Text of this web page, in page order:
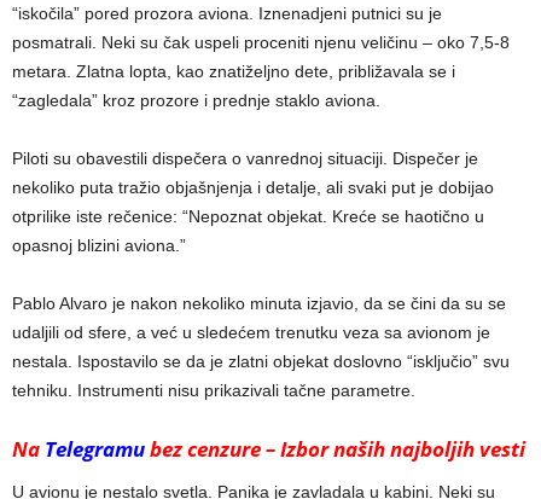
“iskočila” pored prozora aviona. Iznenadjeni putnici su je
posmatrali. Neki su čak uspeli proceniti njenu veličinu – oko 7,5-8
metara. Zlatna lopta, kao znatiželjno dete, približavala se i
“zagledala” kroz prozore i prednje staklo aviona.
Piloti su obavestili dispečera o vanrednoj situaciji. Dispečer je
nekoliko puta tražio objašnjenja i detalje, ali svaki put je dobijao
otprilike iste rečenice: “Nepoznat objekat. Kreće se haotično u
opasnoj blizini aviona.”
Pablo Alvaro je nakon nekoliko minuta izjavio, da se čini da su se
udaljili od sfere, a već u sledećem trenutku veza sa avionom je
nestala. Ispostavilo se da je zlatni objekat doslovno “isključio” svu
tehniku. Instrumenti nisu prikazivali tačne parametre.
Na Telegramubez cenzure – Izbor naših najboljih vesti
U avionu je nestalo svetla. Panika je zavladala u kabini. Neki su